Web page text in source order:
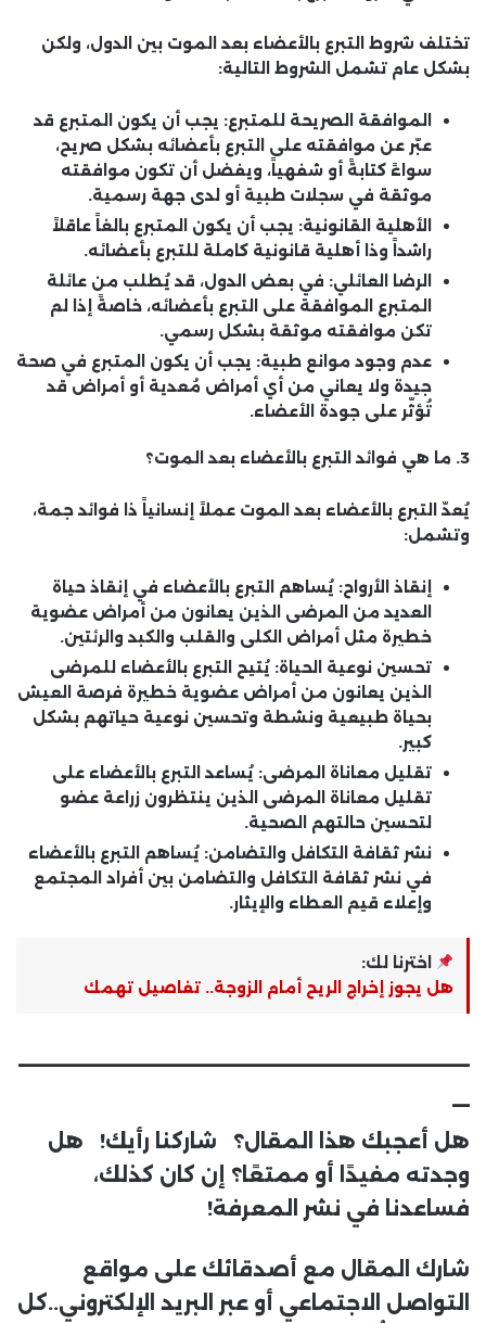
تختلف شروط التبرع بالأعضاء بعد الموت بين الدول، ولكن
بشكل عام تشمل الشروط التالية:
الموافقة الصريحة للمتبرع: يجب أن يكون المتبرع قد
عبّر عن موافقته على التبرع بأعضائه بشكل صريح،
سواءً كتابةً أو شفهياً، ويفضل أن تكون موافقته
موثقة في سجلات طبية أو لدى جهة رسمية.
الأهلية القانونية: يجب أن يكون المتبرع بالغاً عاقلاً
راشداً وذا أهلية قانونية كاملة للتبرع بأعضائه.
الرضا العائلي: في بعض الدول، قد يُطلب من عائلة
المتبرع الموافقة على التبرع بأعضائه، خاصةً إذا لم
تكن موافقته موثقة بشكل رسمي.
عدم وجود موانع طبية: يجب أن يكون المتبرع في صحة
جيدة ولا يعاني من أي أمراض مُعدية أو أمراض قد
تُؤثّر على جودة الأعضاء.
3. ما هي فوائد التبرع بالأعضاء بعد الموت؟
يُعدّ التبرع بالأعضاء بعد الموت عملاً إنسانياً ذا فوائد جمة،
وتشمل:
إنقاذ الأرواح: يُساهم التبرع بالأعضاء في إنقاذ حياة
العديد من المرضى الذين يعانون من أمراض عضوية
خطيرة مثل أمراض الكلى والقلب والكبد والرئتين.
تحسين نوعية الحياة: يُتيح التبرع بالأعضاء للمرضى
الذين يعانون من أمراض عضوية خطيرة فرصة العيش
بحياة طبيعية ونشطة وتحسين نوعية حياتهم بشكل
كبير.
تقليل معاناة المرضى: يُساعد التبرع بالأعضاء على
تقليل معاناة المرضى الذين ينتظرون زراعة عضو
لتحسين حالتهم الصحية.
نشر ثقافة التكافل والتضامن: يُساهم التبرع بالأعضاء
في نشر ثقافة التكافل والتضامن بين أفراد المجتمع
وإعلاء قيم العطاء والإيثار.
اخترنا لك:
هل يجوز إخراج الريح أمام الزوجة.. تفاصيل تهمك
هل أعجبك هذا المقال؟ شاركنا رأيك! هل
وجدته مفيدًا أو ممتعًا؟ إن كان كذلك،
فساعدنا في نشر المعرفة!
شارك المقال مع أصدقائك على مواقع
التواصل الاجتماعي أو عبر البريد الإلكتروني..كل